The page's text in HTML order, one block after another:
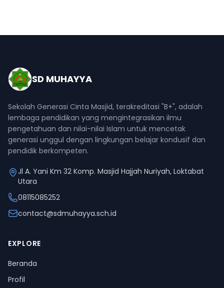
SD MUHAYYA
Sekolah Generasi Cinta Masjid, terakreditasi "B+", adalah
lembaga pendidikan yang mengintegrasikan ilmu
pengetahuan dan nilai-nilai Islam untuk mencetak
generasi unggul dengan lingkungan belajar kondusif dan
pendidik berkompeten.
Jl A. Yani Km 32 Komp. Masjid Hajjah Nuriyah, Loktabat
Utara
08115085252
contact@sdmuhayya.sch.id
EXPLORE
Beranda
Profil